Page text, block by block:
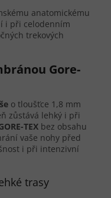
anatomickému
i při celodenním
trekových
Gore-
o tloušťce 1,8 mm
zůstává lehký i při
TEX bez obsahu
vaše nohy před
i při intenzivní
trasy